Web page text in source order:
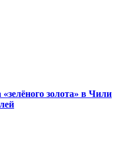
золота» в Чили